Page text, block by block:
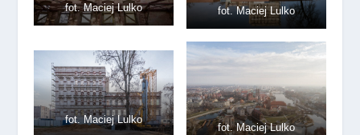
fot. Maciej Lulko fot. Maciej Lulko
fot. Maciej Lulko
fot. Maciej Lulko